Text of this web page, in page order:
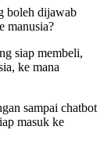
boleh dijawab
manusia?
siap membeli,
ke mana
sampai chatbot
masuk ke